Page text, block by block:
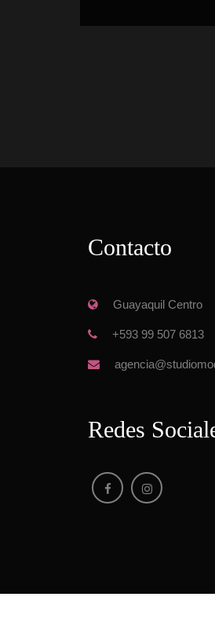
Contacto
Guayaquil Centro
+593 99 507 6813
Redes